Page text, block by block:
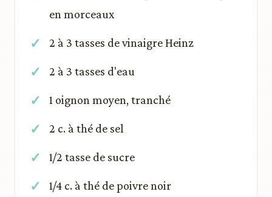
en morceaux
2 à 3 tasses de vinaigre Heinz
2 à 3 tasses d'eau
1 oignon moyen, tranché
2 c. à thé de sel
1/2 tasse de sucre
1/4 c. à thé de poivre noir